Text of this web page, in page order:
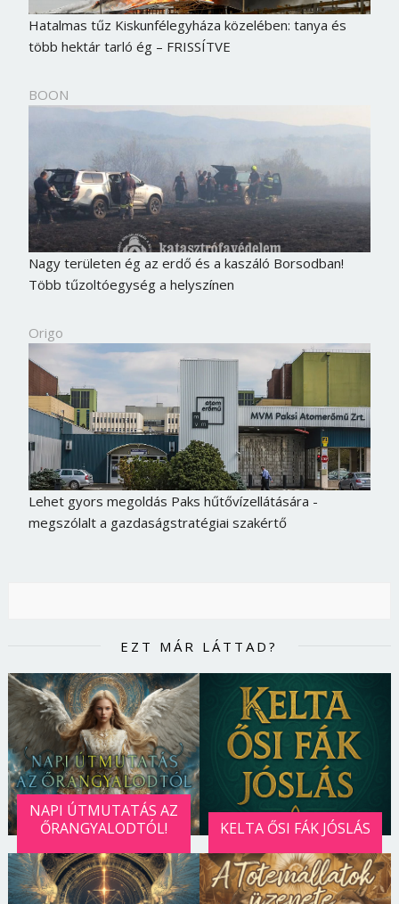
Hatalmas tűz Kiskunfélegyháza közelében: tanya és
több hektár tarló ég – FRISSÍTVE
BOON
Nagy területen ég az erdő és a kaszáló Borsodban!
Több tűzoltóegység a helyszínen
Origo
Lehet gyors megoldás Paks hűtővízellátására -
megszólalt a gazdaságstratégiai szakértő
EZT MÁR LÁTTAD?
NAPI ÚTMUTATÁS AZ
ŐRANGYALODTÓL!
KELTA ŐSI FÁK JÓSLÁS